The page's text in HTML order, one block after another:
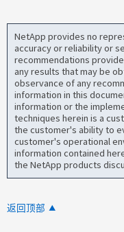
NetApp provides no
accuracy or reliability or
recommendations
any results that may be
observance of any
information in this
information or the
techniques herein is a
the customer's ability to
customer's operational
information contained
the NetApp products
返回顶部